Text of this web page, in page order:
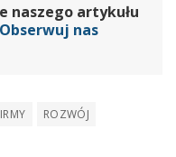
naszego artykułu
Obserwuj nas
ROZWÓJ